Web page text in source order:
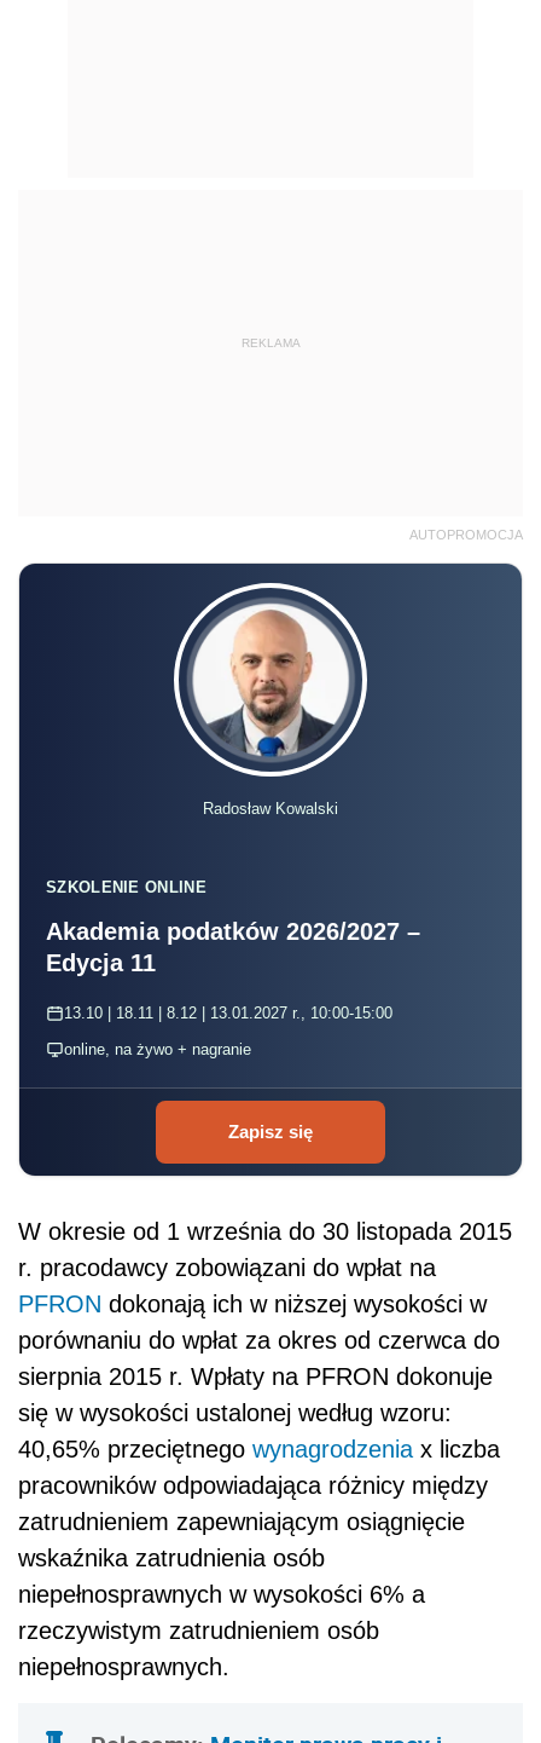
REKLAMA
AUTOPROMOCJA
Radosław Kowalski
SZKOLENIE ONLINE
Akademia podatków 2026/2027 –
Edycja 11
13.10 | 18.11 | 8.12 | 13.01.2027 r., 10:00-15:00
online, na żywo + nagranie
Zapisz się
W okresie od 1 września do 30 listopada 2015
r. pracodawcy zobowiązani do wpłat na
PFRON dokonają ich w niższej wysokości w
porównaniu do wpłat za okres od czerwca do
sierpnia 2015 r. Wpłaty na PFRON dokonuje
się w wysokości ustalonej według wzoru:
40,65% przeciętnego wynagrodzenia x liczba
pracowników odpowiadająca różnicy między
zatrudnieniem zapewniającym osiągnięcie
wskaźnika zatrudnienia osób
niepełnosprawnych w wysokości 6% a
rzeczywistym zatrudnieniem osób
niepełnosprawnych.